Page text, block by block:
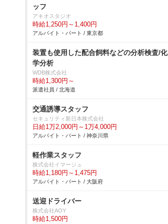
ッフ
アキオスタジオ
時給1,250円～1,400円
アルバイト・パート / 東京都
装置も使用した配合飼料などの分析検査/化
学分析
WDB株式会社
時給1,300円～
派遣社員 / 北海道
交通誘導スタッフ
セキュリティ新日本株式会社
日給1万2,000円～1万4,000円
アルバイト・パート / 神奈川県
軽作業スタッフ
株式会社イマージュ
時給1,180円～1,475円
アルバイト・パート / 大阪府
送迎ドライバー
株式会社AOY
時給1,500円